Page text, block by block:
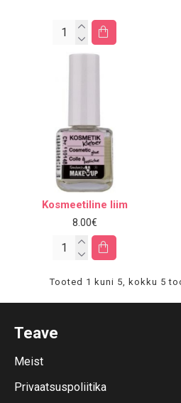
Kosmeetiline liim
8.00€
Tooted 1 kuni 5, kokku 5
Teave
Meist
Privaatsuspoliitika